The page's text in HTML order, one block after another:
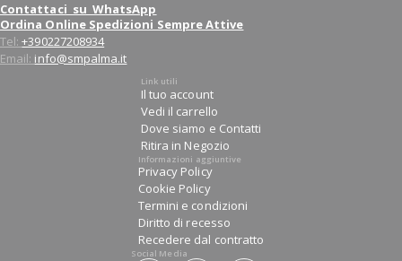
Contattaci su WhatsApp
Ordina Online Spedizioni Sempre Attive
Tel:+390227208934
Email: info@smpalma.it
Link utili
Il tuo account
Vedi il carrello
Dove siamo e Contatti
Ritira in Negozio
Informazioni aggiuntive
Privacy Policy
Cookie Policy
Termini e condizioni
Diritto di recesso
Recedere dal contratto
Social Media